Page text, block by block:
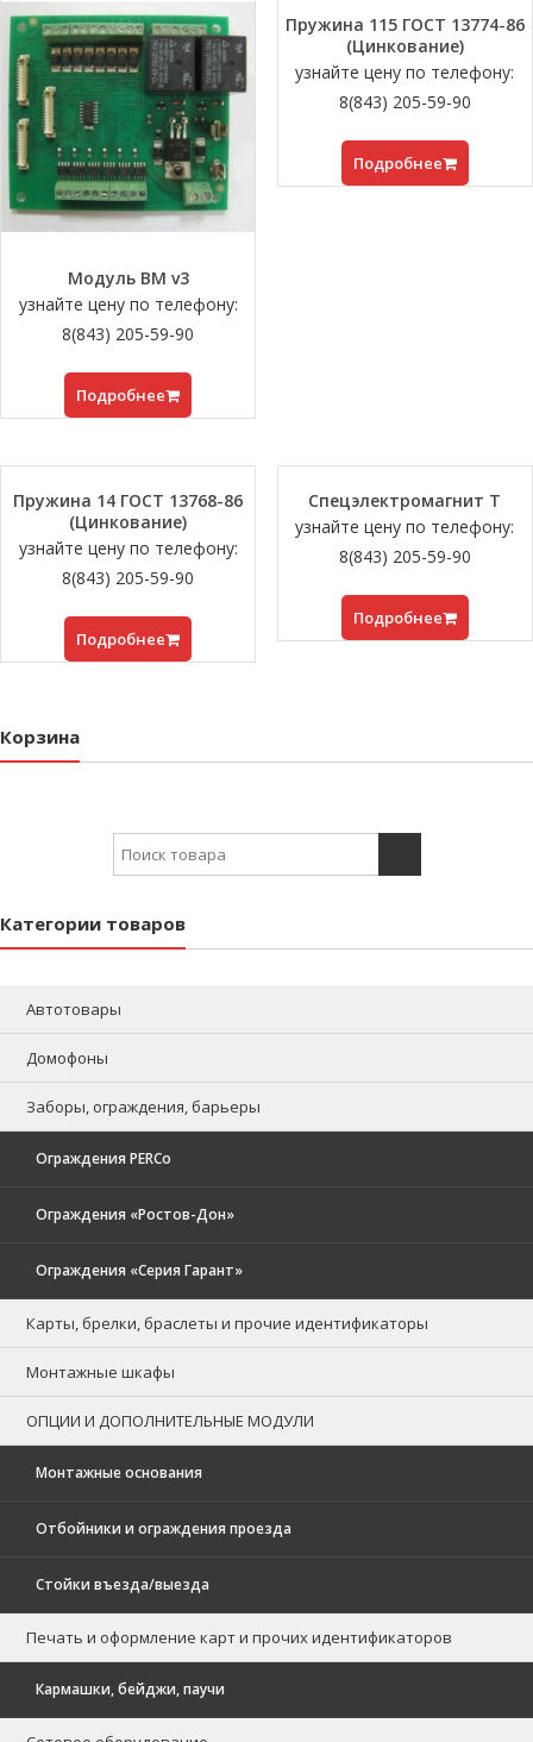
Модуль BM v3
узнайте цену по телефону:
8(843) 205-59-90
Подробнее
Пружина 115 ГОСТ 13774-86
(Цинкование)
узнайте цену по телефону:
8(843) 205-59-90
Подробнее
Пружина 14 ГОСТ 13768-86
(Цинкование)
узнайте цену по телефону:
8(843) 205-59-90
Подробнее
Спецэлектромагнит Т
узнайте цену по телефону:
8(843) 205-59-90
Подробнее
Корзина
Search for:
Категории товаров
Автотовары
Домофоны
Заборы, ограждения, барьеры
Ограждения PERCo
Ограждения «Ростов-Дон»
Ограждения «Серия Гарант»
Карты, брелки, браслеты и прочие идентификаторы
Монтажные шкафы
ОПЦИИ И ДОПОЛНИТЕЛЬНЫЕ МОДУЛИ
Монтажные основания
Отбойники и ограждения проезда
Стойки въезда/выезда
Печать и оформление карт и прочих идентификаторов
Кармашки, бейджи, паучи